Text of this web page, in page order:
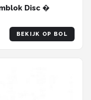
Disc �
BEKIJK OP BOL